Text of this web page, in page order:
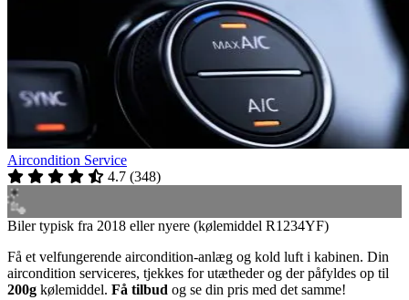
Aircondition Service
4.7 (348)
Biler typisk fra 2018 eller nyere (kølemiddel R1234YF)
Få et velfungerende aircondition-anlæg og kold luft i kabinen. Din
aircondition serviceres, tjekkes for utætheder og der påfyldes op til
200g kølemiddel. Få tilbud og se din pris med det samme!